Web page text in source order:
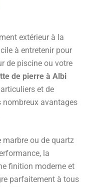
extérieur à la
à entretenir pour
de piscine ou votre
de pierre à Albi
et de
nombreux avantages
marbre ou de quartz
la
finition moderne et
parfaitement à tous